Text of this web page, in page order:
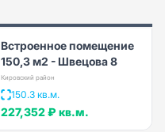
Встроенное помещение
150,3 м2 - Швецова 8
Кировский район
150.3 кв.м.
227,352 ₽ кв.м.